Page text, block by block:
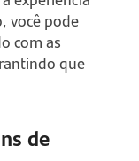
você pode
com as
que
de